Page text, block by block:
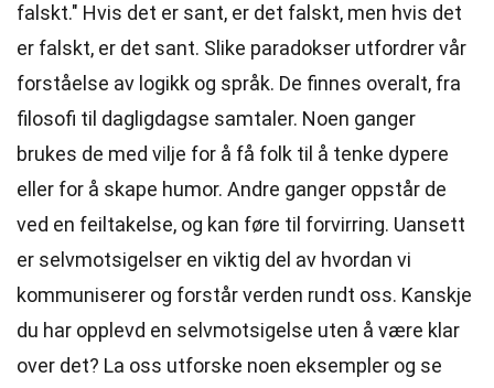
falskt." Hvis det er sant, er det falskt, men hvis det
er falskt, er det sant. Slike paradokser utfordrer vår
forståelse av logikk og språk. De finnes overalt, fra
filosofi til dagligdagse samtaler. Noen ganger
brukes de med vilje for å få folk til å tenke dypere
eller for å skape humor. Andre ganger oppstår de
ved en feiltakelse, og kan føre til forvirring. Uansett
er selvmotsigelser en viktig del av hvordan vi
kommuniserer og forstår verden rundt oss. Kanskje
du har opplevd en selvmotsigelse uten å være klar
over det? La oss utforske noen eksempler og se